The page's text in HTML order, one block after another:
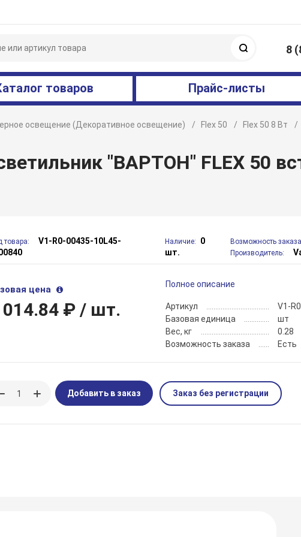
8
товаров Прайс-листы
освещение (Декоративное освещение) Flex 50 Flex 50 8 Вт
"ВАРТОН" FLEX 50
товара:
V1-R0-00435-10L45-
Наличие:
0
шт.
Возможность
Производитель:
цена
₽ / шт.
Полное описание
Артикул
V1-
Базовая единица
шт
Вес, кг
0.28
Возможность заказа
Есть
Добавить в заказ Заказ без регистрации